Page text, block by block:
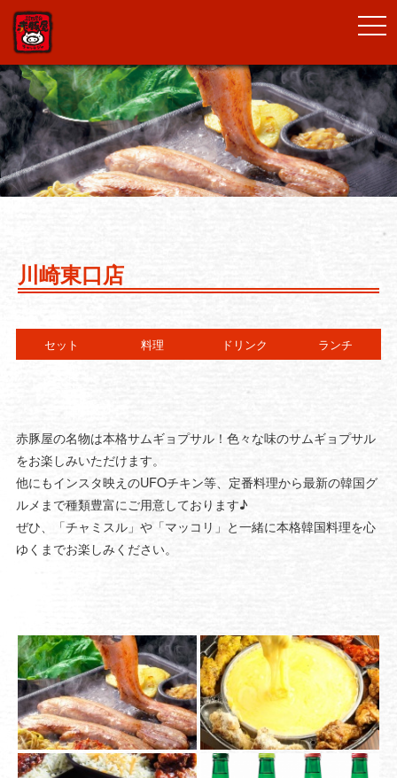
川崎東口店
セット 料理 ドリンク ランチ
赤豚屋の名物は本格サムギョプサル！色々な味のサムギョプサル
をお楽しみいただけます。
他にもインスタ映えのUFOチキン等、定番料理から最新の韓国グ
ルメまで種類豊富にご用意しております♪
ぜひ、「チャミスル」や「マッコリ」と一緒に本格韓国料理を心
ゆくまでお楽しみください。